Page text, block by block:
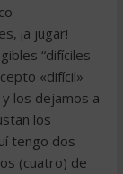
¡a jugar!
“difíciles
«difícil»
los dejamos a
los
tengo dos
(cuatro) de